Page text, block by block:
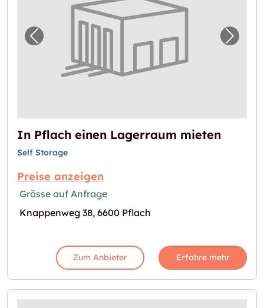
Vorheriges Bild für "In Pflach einen
In Pflach einen Lagerraum mieten
Self Storage
Preise anzeigen
Grösse auf Anfrage
Knappenweg 38, 6600 Pflach
Zum Anbieter Erfahre mehr